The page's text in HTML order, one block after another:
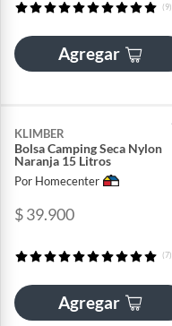
(9)
Agregar
KLIMBER
Bolsa Camping Seca Nylon
Naranja 15 Litros
Por Homecenter
$ 39.900
(7)
Agregar